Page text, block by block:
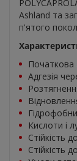
Ashland та
п'ятого
Початкова
Адгезія
Кислоти і
Стійкість
Стійкість